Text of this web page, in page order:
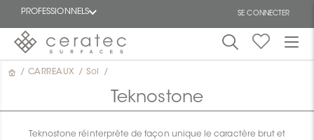
PROFESSIONNELS SE CONNECTER
En
/ CARREAUX / Sol /
Teknostone
Teknostone réinterprète de façon unique le caractère brut et